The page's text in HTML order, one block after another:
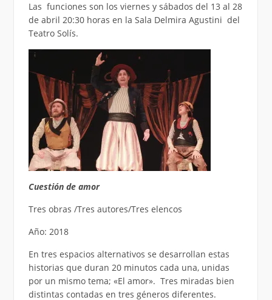
Las funciones son los viernes y sábados del 13 al 28
de abril 20:30 horas en la Sala Delmira Agustini del
Teatro Solís.
Cuestión de amor
Tres obras /Tres autores/Tres elencos
Año: 2018
En tres espacios alternativos se desarrollan estas
historias que duran 20 minutos cada una, unidas
por un mismo tema; «El amor». Tres miradas bien
distintas contadas en tres géneros diferentes.